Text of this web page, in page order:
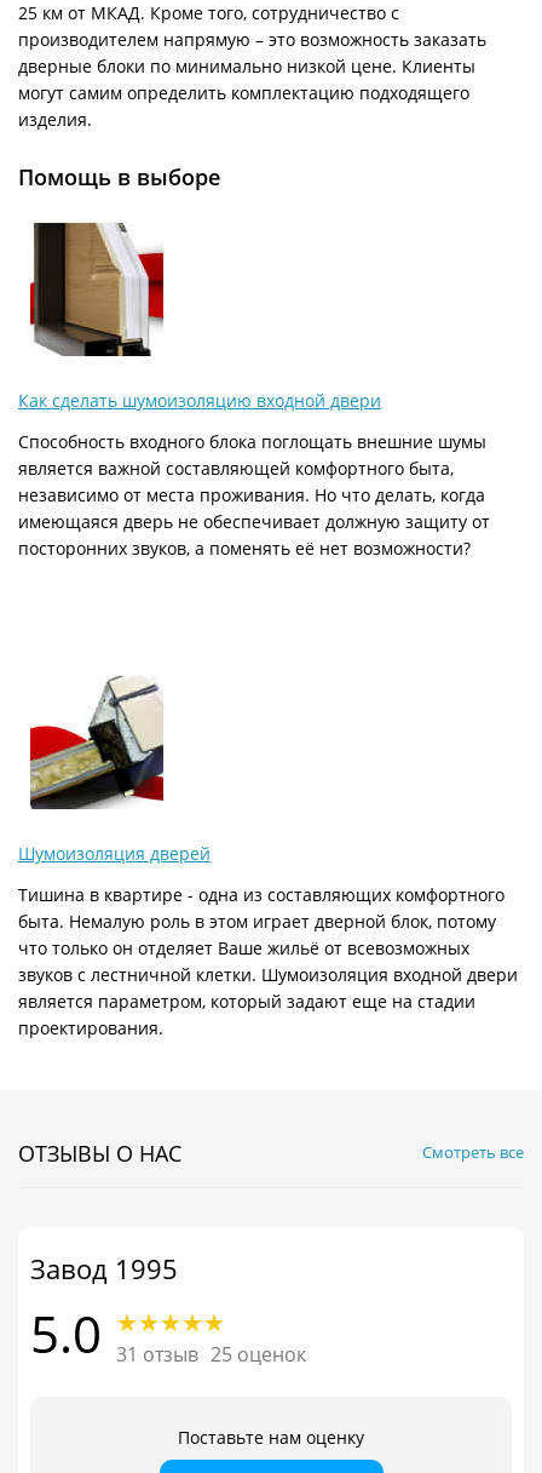
25 км от МКАД. Кроме того, сотрудничество с
производителем напрямую – это возможность заказать
дверные блоки по минимально низкой цене. Клиенты
могут самим определить комплектацию подходящего
изделия.
Помощь в выборе
Как сделать шумоизоляцию входной двери
Способность входного блока поглощать внешние шумы
является важной составляющей комфортного быта,
независимо от места проживания. Но что делать, когда
имеющаяся дверь не обеспечивает должную защиту от
посторонних звуков, а поменять её нет возможности?
Шумоизоляция дверей
Тишина в квартире - одна из составляющих комфортного
быта. Немалую роль в этом играет дверной блок, потому
что только он отделяет Ваше жильё от всевозможных
звуков с лестничной клетки. Шумоизоляция входной двери
является параметром, который задают еще на стадии
проектирования.
ОТЗЫВЫ О НАС Смотреть все
Завод 1995
5.0 31 отзыв 25 оценок
Поставьте нам оценку